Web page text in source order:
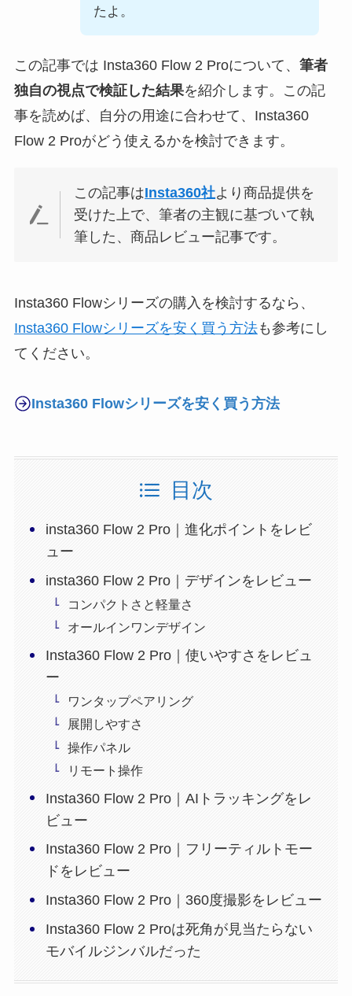
たよ。
この記事では Insta360 Flow 2 Proについて、 筆者
独自の視点で検証した結果を紹介します。この記
事を読めば、自分の用途に合わせて、Insta360
Flow 2 Proがどう使えるかを検討できます。
この記事はInsta360社より商品提供を
受けた上で、筆者の主観に基づいて執
筆した、商品レビュー記事です。
Insta360 Flowシリーズの購入を検討するなら、
Insta360 Flowシリーズを安く買う方法も参考にし
てください。
Insta360 Flowシリーズを安く買う方法
目次
insta360 Flow 2 Pro｜進化ポイントをレビ
ュー
insta360 Flow 2 Pro｜デザインをレビュー
コンパクトさと軽量さ
オールインワンデザイン
Insta360 Flow 2 Pro｜使いやすさをレビュ
ー
ワンタップペアリング
展開しやすさ
操作パネル
リモート操作
Insta360 Flow 2 Pro｜AIトラッキングをレ
ビュー
Insta360 Flow 2 Pro｜フリーティルトモー
ドをレビュー
Insta360 Flow 2 Pro｜360度撮影をレビュー
Insta360 Flow 2 Proは死角が見当たらない
モバイルジンバルだった